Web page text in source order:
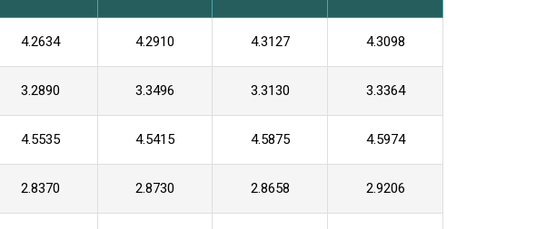
4.2634 4.2910 4.3127 4.3098
3.2890 3.3496 3.3130 3.3364
4.5535 4.5415 4.5875 4.5974
2.8370 2.8730 2.8658 2.9206